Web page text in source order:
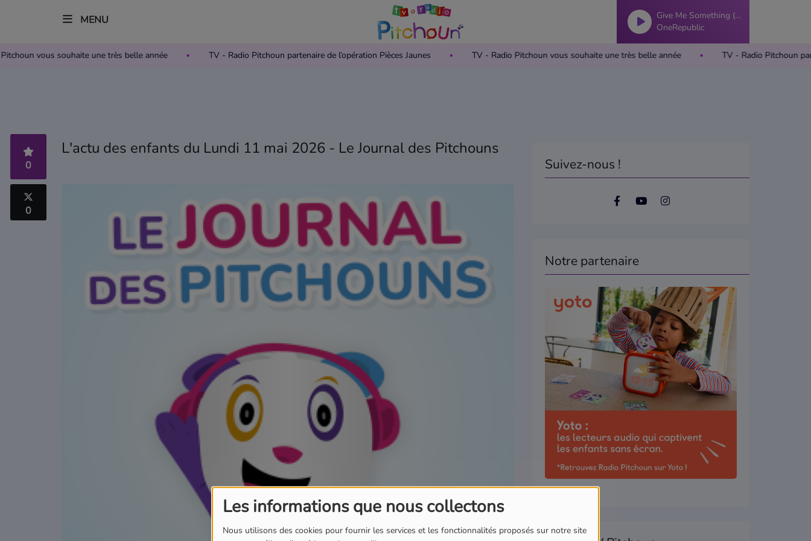
Les informations que nous collectons
Nous utilisons des cookies pour fournir les services et les fonctionnalités proposés sur notre site
MENU
Give Me Something (2025)
OneRepublic
Pitchoun vous souhaite une très belle année TV - Radio Pitchoun partenaire de l’opération Pièces Jaunes TV - Radio Pitchoun vous souhaite une très belle année TV - Radio
Grille des programmes TV
Replay TV Pitchoun
Où regarder TV Pitchoun ?
Grille des programmes Radio
Où écouter Radio Pitchoun ?
L'actu des enfants du Lundi 11 mai 2026 - Le Journal des Pitchouns
0
0
Suivez-nous !
Notre partenaire